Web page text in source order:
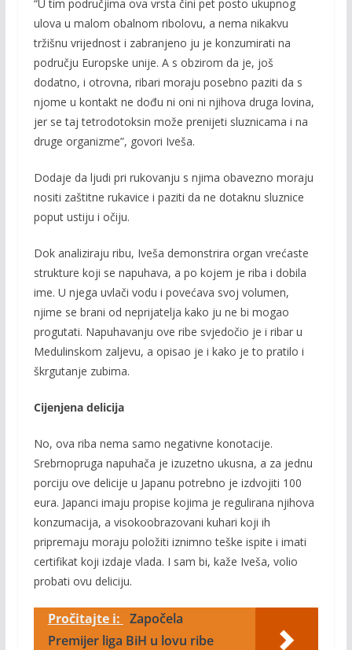
“U tim područjima ova vrsta čini pet posto ukupnog
ulova u malom obalnom ribolovu, a nema nikakvu
tržišnu vrijednost i zabranjeno ju je konzumirati na
području Europske unije. A s obzirom da je, još
dodatno, i otrovna, ribari moraju posebno paziti da s
njome u kontakt ne dođu ni oni ni njihova druga lovina,
jer se taj tetrodotoksin može prenijeti sluznicama i na
druge organizme”, govori Iveša.
Dodaje da ljudi pri rukovanju s njima obavezno moraju
nositi zaštitne rukavice i paziti da ne dotaknu sluznice
poput ustiju i očiju.
Dok analiziraju ribu, Iveša demonstrira organ vrećaste
strukture koji se napuhava, a po kojem je riba i dobila
ime. U njega uvlači vodu i povećava svoj volumen,
njime se brani od neprijatelja kako ju ne bi mogao
progutati. Napuhavanju ove ribe svjedočio je i ribar u
Medulinskom zaljevu, a opisao je i kako je to pratilo i
škrgutanje zubima.
Cijenjena delicija
No, ova riba nema samo negativne konotacije.
Srebrnopruga napuhača je izuzetno ukusna, a za jednu
porciju ove delicije u Japanu potrebno je izdvojiti 100
eura. Japanci imaju propise kojima je regulirana njihova
konzumacija, a visokoobrazovani kuhari koji ih
pripremaju moraju položiti iznimno teške ispite i imati
certifikat koji izdaje vlada. I sam bi, kaže Iveša, volio
probati ovu deliciju.
Pročitajte i: Započela
Premijer liga BiH u lovu ribe